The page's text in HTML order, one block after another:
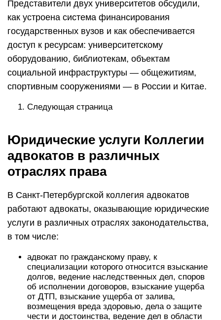
Представители двух университетов обсудили,
как устроена система финансирования
государственных вузов и как обеспечивается
доступ к ресурсам: университетскому
оборудованию, библиотекам, объектам
социальной инфраструктуры — общежитиям,
спортивным сооружениями — в России и Китае.
Следующая страница
Юридические услуги Коллегии
адвокатов в различных
отраслях права
В Санкт-Петербургской коллегия адвокатов
работают адвокаты, оказывающие юридические
услуги в различных отраслях законодательства,
в том числе:
адвокат по гражданскому праву, к
специализации которого относится взыскание
долгов, ведение наследственных дел, споров
об исполнении договоров, взыскание ущерба
от ДТП, взыскание ущерба от залива,
возмещения вреда здоровью, дела о защите
чести и достоинства, ведение дел в области